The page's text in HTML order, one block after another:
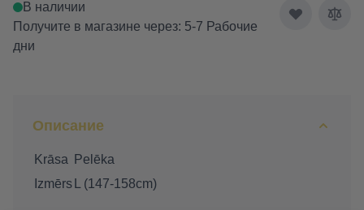
В наличии
Получите в магазине через: 5-7 Рабочие
дни
Описание
Krāsa
Pelēka
Izmērs
L (147-158cm)